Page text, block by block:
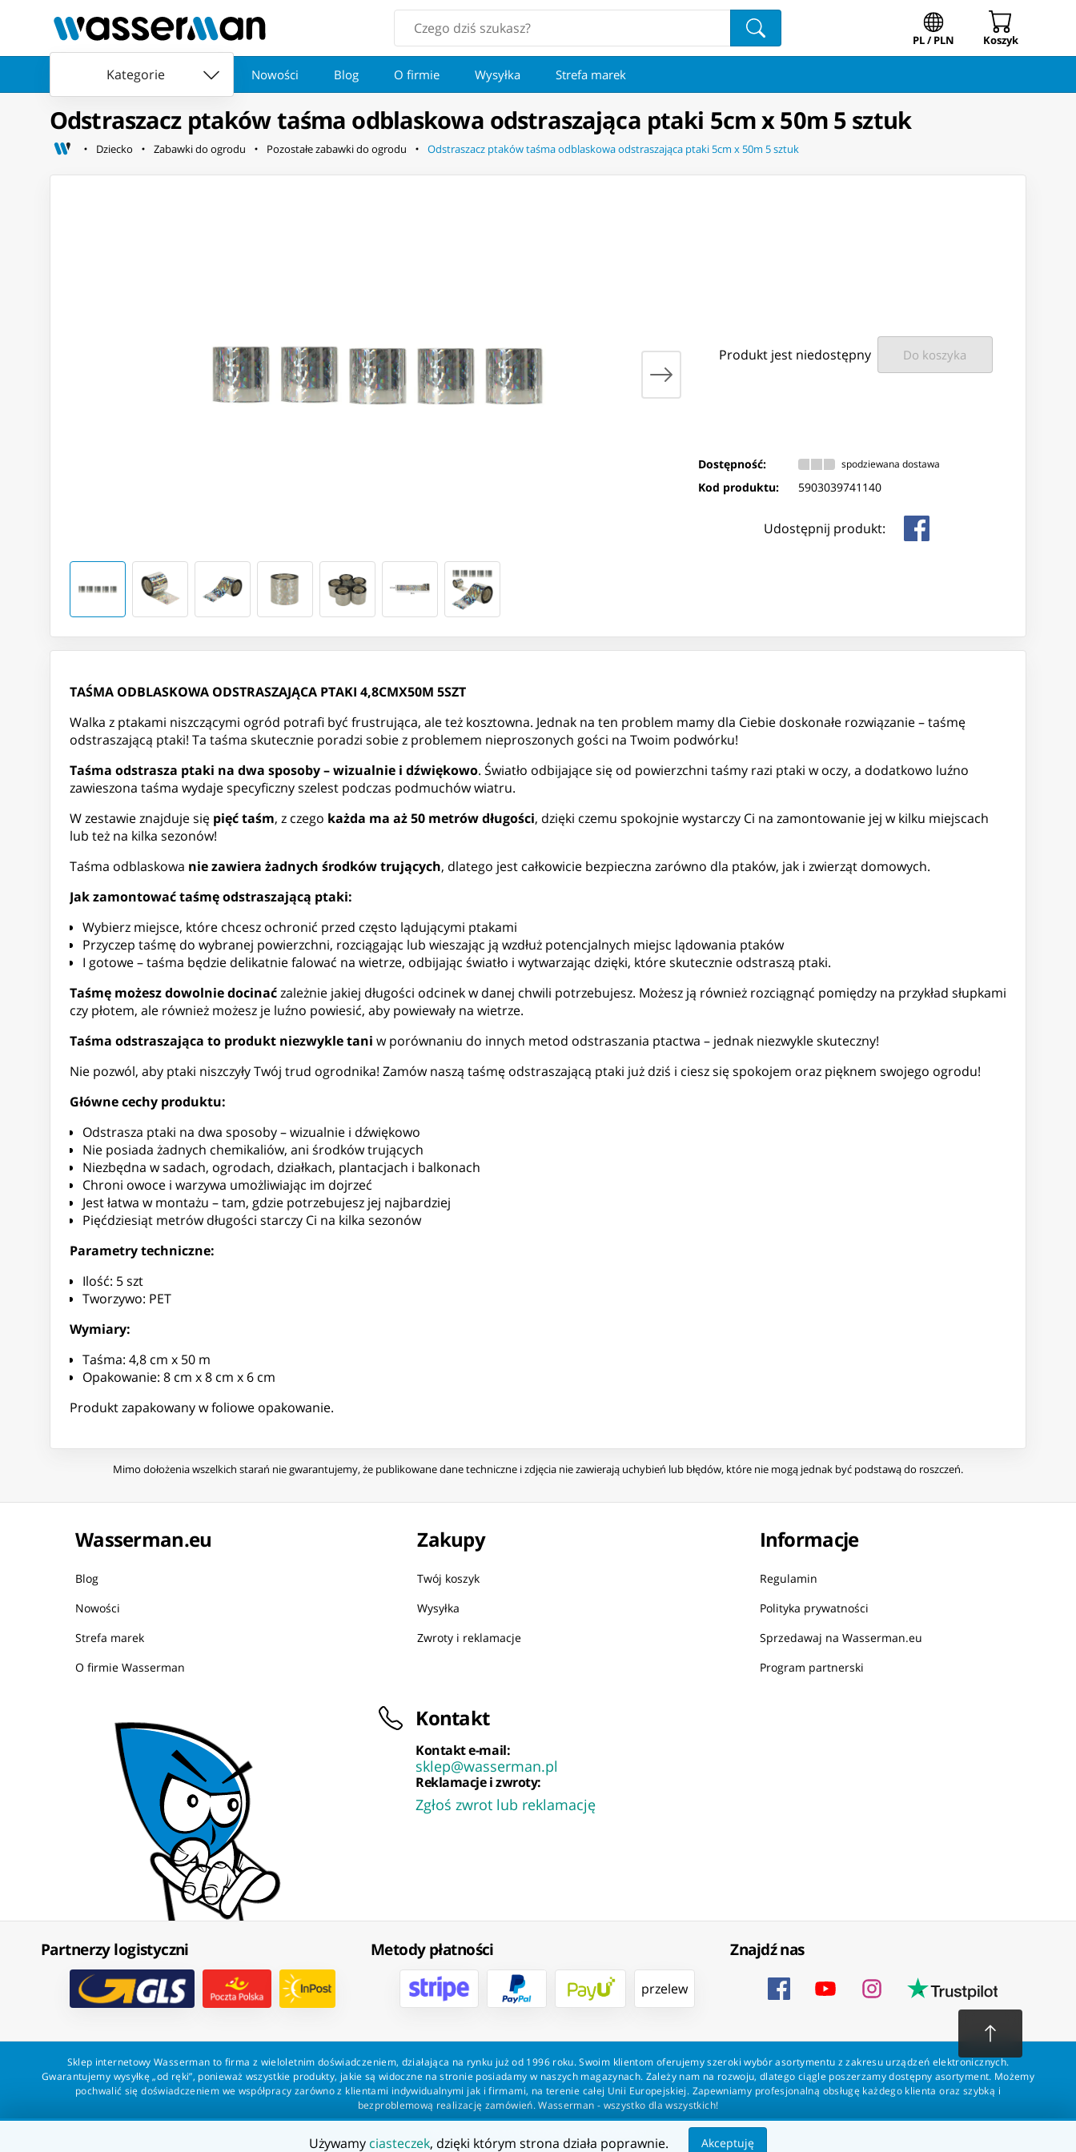
PL / PLN Koszyk
Kategorie Nowości Blog O firmie Wysyłka Strefa marek
Odstraszacz ptaków taśma odblaskowa odstraszająca ptaki 5cm x 50m 5 sztuk
Dziecko Zabawki do ogrodu Pozostałe zabawki do ogrodu Odstraszacz ptaków taśma odblaskowa odstraszająca ptaki 5cm x 50m 5 sztuk
Produkt jest niedostępny Do koszyka
Dostępność: spodziewana dostawa
Kod produktu: 5903039741140
Udostępnij produkt:
TAŚMA ODBLASKOWA ODSTRASZAJĄCA PTAKI 4,8CMX50M 5SZT
Walka z ptakami niszczącymi ogród potrafi być frustrująca, ale też kosztowna. Jednak na ten problem mamy dla Ciebie doskonałe rozwiązanie – taśmę
odstraszającą ptaki! Ta taśma skutecznie poradzi sobie z problemem nieproszonych gości na Twoim podwórku!
Taśma odstrasza ptaki na dwa sposoby – wizualnie i dźwiękowo. Światło odbijające się od powierzchni taśmy razi ptaki w oczy, a dodatkowo luźno
zawieszona taśma wydaje specyficzny szelest podczas podmuchów wiatru.
W zestawie znajduje się pięć taśm, z czego każda ma aż 50 metrów długości, dzięki czemu spokojnie wystarczy Ci na zamontowanie jej w kilku miejscach
lub też na kilka sezonów!
Taśma odblaskowa nie zawiera żadnych środków trujących, dlatego jest całkowicie bezpieczna zarówno dla ptaków, jak i zwierząt domowych.
Jak zamontować taśmę odstraszającą ptaki:
Wybierz miejsce, które chcesz ochronić przed często lądującymi ptakami
Przyczep taśmę do wybranej powierzchni, rozciągając lub wieszając ją wzdłuż potencjalnych miejsc lądowania ptaków
I gotowe – taśma będzie delikatnie falować na wietrze, odbijając światło i wytwarzając dzięki, które skutecznie odstraszą ptaki.
Taśmę możesz dowolnie docinaćzależnie jakiej długości odcinek w danej chwili potrzebujesz. Możesz ją również rozciągnąć pomiędzy na przykład słupkami
czy płotem, ale również możesz je luźno powiesić, aby powiewały na wietrze.
Taśma odstraszająca to produkt niezwykle tani w porównaniu do innych metod odstraszania ptactwa – jednak niezwykle skuteczny!
Nie pozwól, aby ptaki niszczyły Twój trud ogrodnika! Zamów naszą taśmę odstraszającą ptaki już dziś i ciesz się spokojem oraz pięknem swojego ogrodu!
Główne cechy produktu:
Odstrasza ptaki na dwa sposoby – wizualnie i dźwiękowo
Nie posiada żadnych chemikaliów, ani środków trujących
Niezbędna w sadach, ogrodach, działkach, plantacjach i balkonach
Chroni owoce i warzywa umożliwiając im dojrzeć
Jest łatwa w montażu – tam, gdzie potrzebujesz jej najbardziej
Pięćdziesiąt metrów długości starczy Ci na kilka sezonów
Parametry techniczne:
Ilość: 5 szt
Tworzywo: PET
Wymiary:
Taśma: 4,8 cm x 50 m
Opakowanie: 8 cm x 8 cm x 6 cm
Produkt zapakowany w foliowe opakowanie.
Mimo dołożenia wszelkich starań nie gwarantujemy, że publikowane dane techniczne i zdjęcia nie zawierają uchybień lub błędów, które nie mogą jednak być podstawą do roszczeń.
Wasserman.eu
Blog
Nowości
Strefa marek
O firmie Wasserman
Zakupy
Twój koszyk
Wysyłka
Zwroty i reklamacje
Informacje
Regulamin
Polityka prywatności
Sprzedawaj na Wasserman.eu
Program partnerski
Kontakt
Kontakt e-mail:
sklep@wasserman.pl
Reklamacje i zwroty:
Zgłoś zwrot lub reklamację
Partnerzy logistyczni Metody płatności
przelew
Znajdź nas
Sklep internetowy Wasserman to firma z wieloletnim doświadczeniem, działająca na rynku już od 1996 roku. Swoim klientom oferujemy szeroki wybór asortymentu z zakresu urządzeń elektronicznych.
Gwarantujemy wysyłkę „od ręki”, ponieważ wszystkie produkty, jakie są widoczne na stronie posiadamy w naszych magazynach. Zależy nam na rozwoju, dlatego ciągle poszerzamy dostępny asortyment. Możemy
pochwalić się doświadczeniem we współpracy zarówno z klientami indywidualnymi jak i firmami, na terenie całej Unii Europejskiej. Zapewniamy profesjonalną obsługę każdego klienta oraz szybką i
bezproblemową realizację zamówień. Wasserman - wszystko dla wszystkich!
Używamy ciasteczek, dzięki którym strona działa poprawnie. Akceptuję